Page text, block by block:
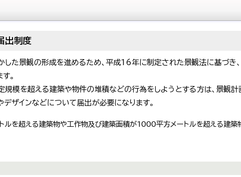
出制度
た景観の形成を進めるため、平成16年に制定された景観法に基づき、
。
規模を超える建築や物件の堆積などの行為をしようとする方は、景観
ザインなどについて届出が必要になります。
ルを超える建築物や工作物及び建築面積が1000平方メートルを超える建築